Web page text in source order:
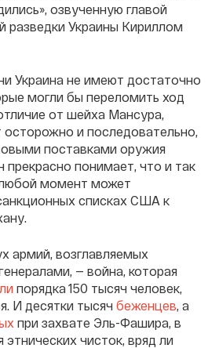
озвученную главой
разведки Украины Кириллом
Украина не имеют достаточно
могли бы переломить ход
от шейха Мансура,
и последовательно,
поставками оружия
понимает, что и так
момент может
списках США к
армий, возглавляемых
— война, которая
порядка 150 тысяч человек,
И десятки тысяч беженцев , а
при захвате Эль-Фашира, в
чисток, вряд ли